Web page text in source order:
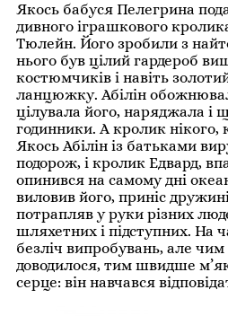
Якось бабуся Пелегрина
дивного іграшкового
Тюлейн. Його зробили з
нього був цілий гардероб
костюмчиків і навіть
ланцюжку. Абілін
цілувала його, наряджала і
годинники. А кролик нікого,
Якось Абілін із батьками
подорож, і кролик Едвард,
опинився на самому дні
виловив його, приніс
потрапляв у руки різних
шляхетних і підступних. На
безліч випробувань, але
доводилося, тим швидше
серце: він навчався